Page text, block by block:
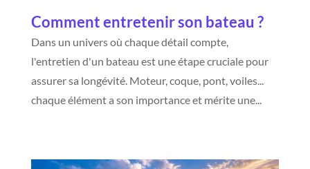
Comment entretenir son bateau ?
Dans un univers où chaque détail compte,
l'entretien d'un bateau est une étape cruciale pour
assurer sa longévité. Moteur, coque, pont, voiles...
chaque élément a son importance et mérite une...